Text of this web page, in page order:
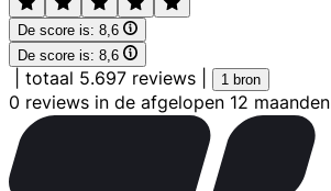
De score is: 8,6
De score is: 8,6
totaal 5.697 reviews 1 bron
0 reviews in de afgelopen 12 maanden